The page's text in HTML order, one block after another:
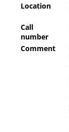
Location
Call
number
Comment